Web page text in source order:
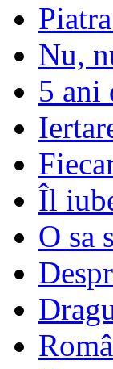
Nu,
5 ani
Îl
O sa